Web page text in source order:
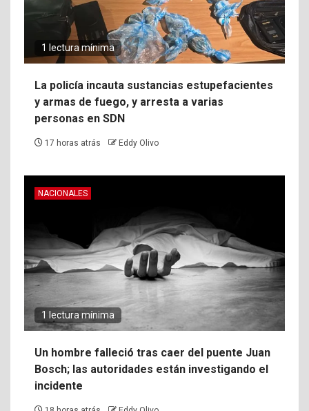
1 lectura mínima
La policía incauta sustancias estupefacientes
y armas de fuego, y arresta a varias
personas en SDN
17 horas atrás Eddy Olivo
NACIONALES
1 lectura mínima
Un hombre falleció tras caer del puente Juan
Bosch; las autoridades están investigando el
incidente